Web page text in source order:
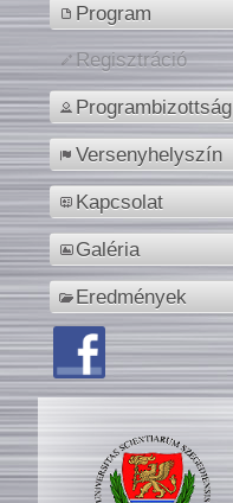
Program
Regisztráció
Programbizottság
Versenyhelyszín
Kapcsolat
Galéria
Eredmények